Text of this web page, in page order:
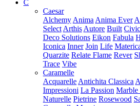
C
Caesar
Alchemy Anima Anima Ever
Select Arthis Autore Built Civic
Deco Solutions Eikon Fabula
Iconica Inner Join Life
Quarzite Relate Flame Rever
Trace Vibe
Caramelle
Acquarelle Antichita Classica
Impressioni La Passion Marble
Naturelle Pietrine Rosewood